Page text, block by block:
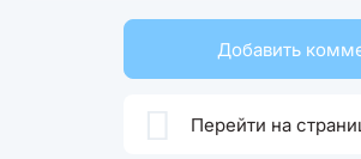
Добавить
Перейти на